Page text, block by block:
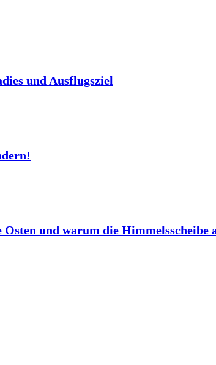
und Ausflugsziel
und warum die Himmelsscheibe